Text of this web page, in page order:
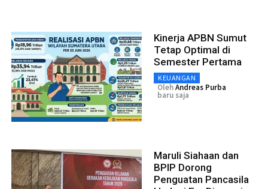
Kinerja APBN Sumut
Tetap Optimal di
Semester Pertama
KEUANGAN
OlehAndreas Purba
baru saja
Maruli Siahaan dan
BPIP Dorong
Penguatan Pancasila